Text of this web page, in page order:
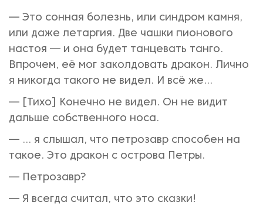
— Это сонная болезнь, или синдром камня,
или даже летаргия. Две чашки пионового
настоя — и она будет танцевать танго.
Впрочем, её мог заколдовать дракон. Лично
я никогда такого не видел. И всё же...
— [Тихо] Конечно не видел. Он не видит
дальше собственного носа.
— ... я слышал, что петрозавр способен на
такое. Это дракон с острова Петры.
— Петрозавр?
— Я всегда считал, что это сказки!